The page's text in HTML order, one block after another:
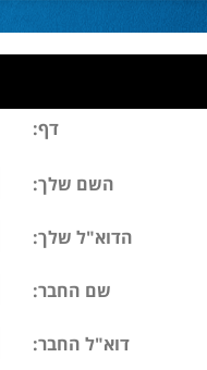
דף:
השם שלך:
הדוא"ל שלך:
שם החבר:
דוא"ל החבר: